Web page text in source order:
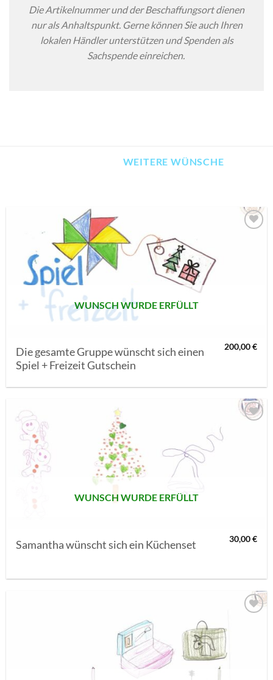
Die Artikelnummer und der Beschaffungsort dienen
nur als Anhaltspunkt. Gerne können Sie auch Ihren
lokalen Händler unterstützen und Spenden als
Sachspende einreichen.
WEITERE WÜNSCHE
SETZEN
WUNSCH WURDE ERFÜLLT
Die gesamte Gruppe wünscht sich einen
Spiel + Freizeit Gutschein
200,00€
AUF MEINE
MERKLISTE
WUNSCH WURDE ERFÜLLT
Samantha wünscht sich ein Küchenset 30,00€
MERKLISTE
SETZEN